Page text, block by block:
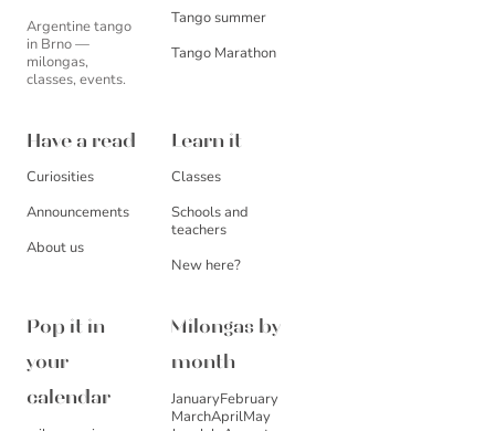
Argentine tango
in Brno —
milongas,
classes, events.
Tango summer
Tango Marathon
Have a read
Curiosities
Announcements
About us
Learn it
Classes
Schools and
teachers
New here?
Pop it in
your
calendar
Milongas by
month
JanuaryFebruary
MarchAprilMay